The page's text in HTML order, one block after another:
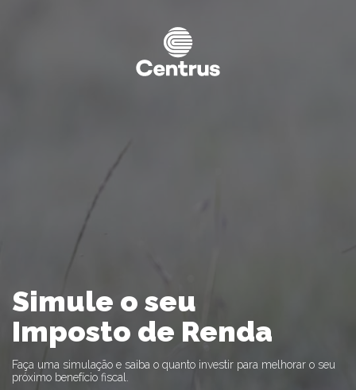
Simule o seu
Imposto de Renda
Faça uma simulação e saiba o quanto investir para melhorar o seu
próximo benefício fiscal.